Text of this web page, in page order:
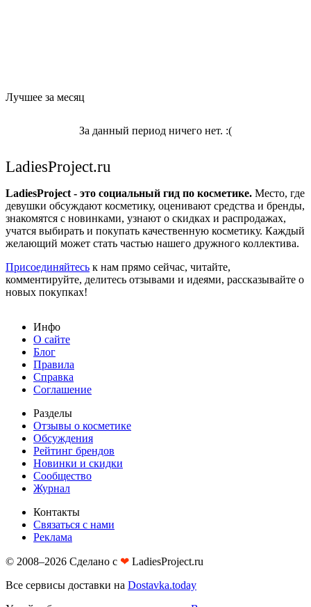
Лучшее за месяц
За данный период ничего нет. :(
LadiesProject.ru
LadiesProject - это социальный гид по косметике. Место, где
девушки обсуждают косметику, оценивают средства и бренды,
знакомятся с новинками, узнают о скидках и распродажах,
учатся выбирать и покупать качественную косметику. Каждый
желающий может стать частью нашего дружного коллектива.
Присоединяйтесь к нам прямо сейчас, читайте,
комментируйте, делитесь отзывами и идеями, рассказывайте о
новых покупках!
Инфо
О сайте
Блог
Правила
Справка
Соглашение
Разделы
Отзывы о косметике
Обсуждения
Рейтинг брендов
Новинки и скидки
Сообщество
Журнал
Контакты
Связаться с нами
Реклама
© 2008–2026 Сделано с ❤︎ LadiesProject.ru
Все сервисы доставки на Dostavka.today